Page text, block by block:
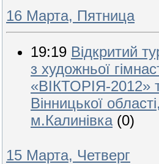
16 Марта, Пятница
19:19 Відкритий
з художньої
«ВІКТОРІЯ-2012»
Вінницької
м.Калинівка (0)
15 Марта, Четверг